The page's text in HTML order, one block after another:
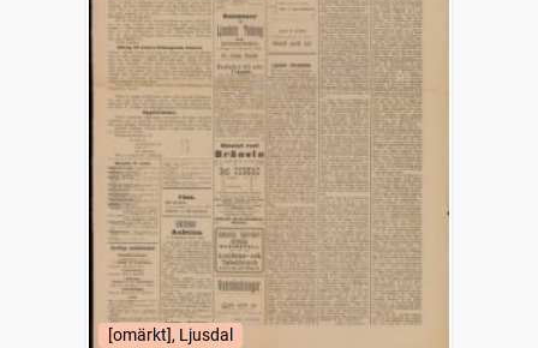
[omärkt], Ljusdal